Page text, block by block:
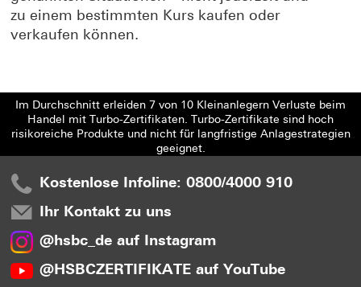
zu einem bestimmten Kurs kaufen oder
verkaufen können.
Im Durchschnitt erleiden 7 von 10 Kleinanlegern Verluste beim
Handel mit Turbo-Zertifikaten. Turbo-Zertifikate sind hoch
risikoreiche Produkte und nicht für langfristige Anlagestrategien
geeignet.
Kostenlose Infoline: 0800/4000 910
Ihr Kontakt zu uns
@hsbc_de auf Instagram
@HSBCZERTIFIKATE auf YouTube